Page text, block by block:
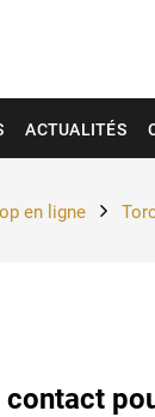
ACTUALITÉS
en ligne
contact